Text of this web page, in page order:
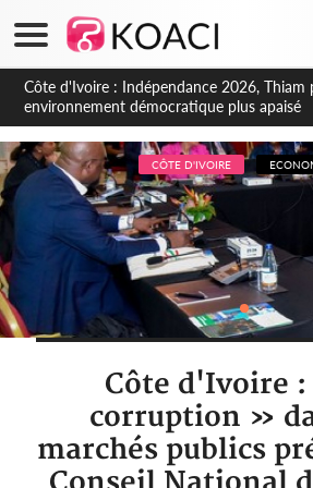
Côte d'Ivoire : Concours INFAS 2026, les
seront disponibles à compter du samedi
CÔTE D'IVOIRE
Côte d'Ivoire
corruption »
marchés publics